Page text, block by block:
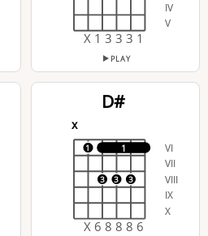
IV
V
X 1 3 3 3 1
PLAY
D#
x
VI
VII
VIII
IX
X
1
1
3 3 3
X 6 8 8 8 6